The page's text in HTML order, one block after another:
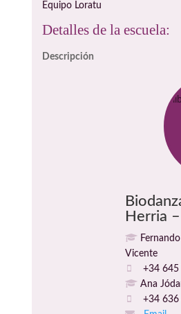
Equipo Loratu
Detalles de la escuela:
Descripción
Herria
Vicente
+34
Ana
+34